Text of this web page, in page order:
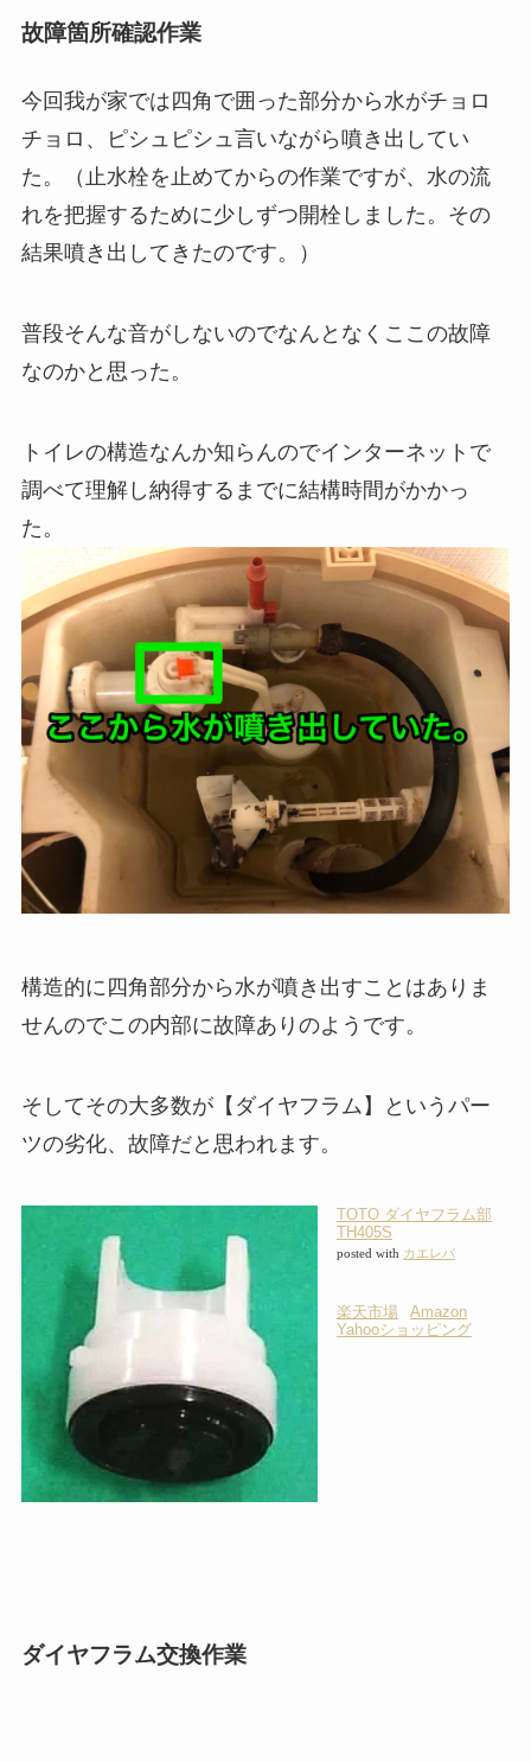
故障箇所確認作業
今回我が家では四角で囲った部分から水がチョロ
チョロ、ピシュピシュ言いながら噴き出してい
た。（止水栓を止めてからの作業ですが、水の流
れを把握するために少しずつ開栓しました。その
結果噴き出してきたのです。）
普段そんな音がしないのでなんとなくここの故障
なのかと思った。
トイレの構造なんか知らんのでインターネットで
調べて理解し納得するまでに結構時間がかかっ
た。
構造的に四角部分から水が噴き出すことはありま
せんのでこの内部に故障ありのようです。
そしてその大多数が【ダイヤフラム】というパー
ツの劣化、故障だと思われます。
TOTO ダイヤフラム部
TH405S
posted with カエレバ
楽天市場
Amazon
Yahooショッピング
ダイヤフラム交換作業